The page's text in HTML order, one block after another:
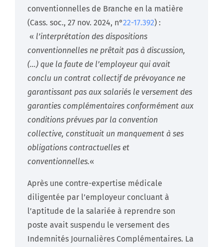
conventionnelles de Branche en la matière
(Cass. soc., 27 nov. 2024, n°22-17.392) :
« l’interprétation des dispositions
conventionnelles ne prêtait pas à discussion,
(…) que la faute de l’employeur qui avait
conclu un contrat collectif de prévoyance ne
garantissant pas aux salariés le versement des
garanties complémentaires conformément aux
conditions prévues par la convention
collective, constituait un manquement à ses
obligations contractuelles et
conventionnelles.«
Après une contre-expertise médicale
diligentée par l’employeur concluant à
l’aptitude de la salariée à reprendre son
poste avait suspendu le versement des
Indemnités Journalières Complémentaires. La